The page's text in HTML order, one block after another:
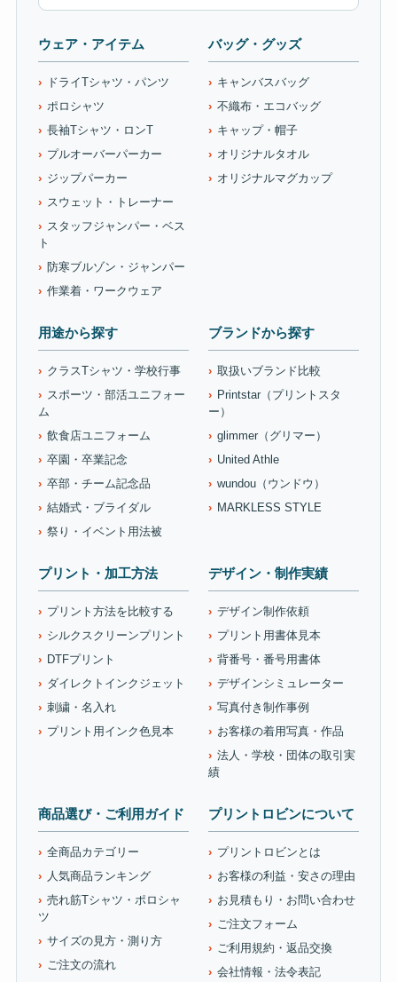
ウェア・アイテム
ドライTシャツ・パンツ
ポロシャツ
長袖Tシャツ・ロンT
プルオーバーパーカー
ジップパーカー
スウェット・トレーナー
スタッフジャンパー・ベス
ト
防寒ブルゾン・ジャンパー
作業着・ワークウェア
バッグ・グッズ
キャンバスバッグ
不織布・エコバッグ
キャップ・帽子
オリジナルタオル
オリジナルマグカップ
用途から探す
クラスTシャツ・学校行事
スポーツ・部活ユニフォー
ム
飲食店ユニフォーム
卒園・卒業記念
卒部・チーム記念品
結婚式・ブライダル
祭り・イベント用法被
ブランドから探す
取扱いブランド比較
Printstar（プリントスタ
ー）
glimmer（グリマー）
United Athle
wundou（ウンドウ）
MARKLESS STYLE
プリント・加工方法
プリント方法を比較する
シルクスクリーンプリント
DTFプリント
ダイレクトインクジェット
刺繍・名入れ
プリント用インク色見本
デザイン・制作実績
デザイン制作依頼
プリント用書体見本
背番号・番号用書体
デザインシミュレーター
写真付き制作事例
お客様の着用写真・作品
法人・学校・団体の取引実
績
商品選び・ご利用ガイド
全商品カテゴリー
人気商品ランキング
売れ筋Tシャツ・ポロシャ
ツ
サイズの見方・測り方
ご注文の流れ
プリントロビンについて
プリントロビンとは
お客様の利益・安さの理由
お見積もり・お問い合わせ
ご注文フォーム
ご利用規約・返品交換
会社情報・法令表記